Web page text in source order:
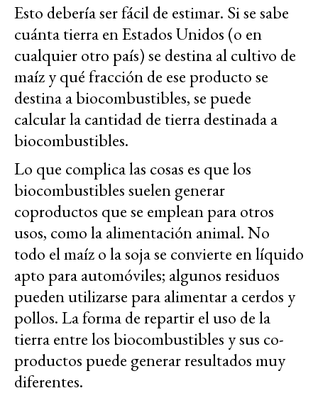
Esto debería ser fácil de estimar. Si se sabe
cuánta tierra en Estados Unidos (o en
cualquier otro país) se destina al cultivo de
maíz y qué fracción de ese producto se
destina a biocombustibles, se puede
calcular la cantidad de tierra destinada a
biocombustibles.
Lo que complica las cosas es que los
biocombustibles suelen generar
coproductos que se emplean para otros
usos, como la alimentación animal. No
todo el maíz o la soja se convierte en líquido
apto para automóviles; algunos residuos
pueden utilizarse para alimentar a cerdos y
pollos. La forma de repartir el uso de la
tierra entre los biocombustibles y sus co-
productos puede generar resultados muy
diferentes.